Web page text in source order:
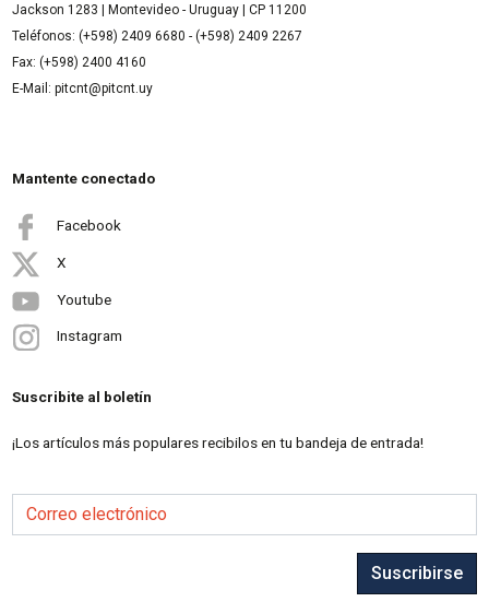
Jackson 1283 | Montevideo - Uruguay | CP 11200
Teléfonos: (+598) 2409 6680 - (+598) 2409 2267
Fax: (+598) 2400 4160
E-Mail: pitcnt@pitcnt.uy
Mantente conectado
Facebook
X
Youtube
Instagram
Suscribite al boletín
¡Los artículos más populares recibilos en tu bandeja de entrada!
Correo electrónico
Suscribirse